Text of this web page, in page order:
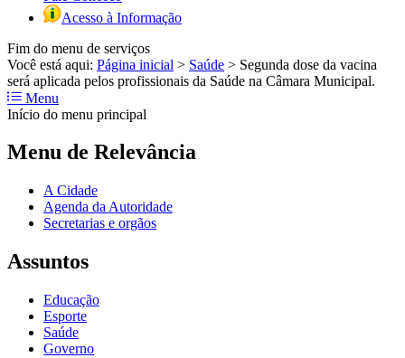
Acesso à Informação
Fim do menu de serviços
Você está aqui: Página inicial > Saúde > Segunda dose da vacina
será aplicada pelos profissionais da Saúde na Câmara Municipal.
Menu
Início do menu principal
Menu de Relevância
A Cidade
Agenda da Autoridade
Secretarias e orgãos
Assuntos
Educação
Esporte
Saúde
Governo